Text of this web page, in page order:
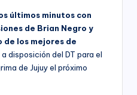
últimos minutos con
de Brian Negro y
los mejores de
a disposición del DT para el
de Jujuy el próximo